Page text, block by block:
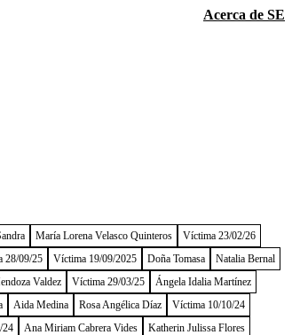
Acerca de SE
María Lorena Velasco Quinteros
Víctima 23/02/26
28/09/25 Víctima 19/09/2025 Doña Tomasa
Natalia Bernal
Valdez Víctima 29/03/25
Ángela Idalia Martínez
Aida Medina Rosa Angélica Díaz
Víctima 10/10/24
24 Ana Miriam Cabrera Vides
Katherin Julissa Flores